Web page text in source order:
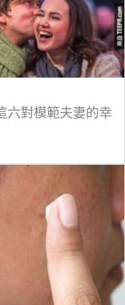
六對模範夫妻的幸